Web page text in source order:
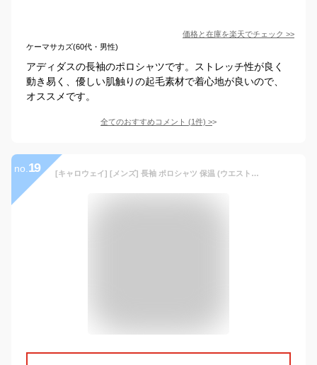
価格と在庫を楽天でチェック >>
ケーマサカズ(60代・男性)
アディダスの長袖のポロシャツです。ストレッチ性が良く
動き易く、優しい肌触りの起毛素材で着心地が良いので、
オススメです。
全てのおすすめコメント (1件) >
no. 19 [キャロウェイ] [メンズ] 長袖 ポロシャツ 保温 (ウエストボックス型) / ゴルフ / C21233107 1030_ホワイト LL